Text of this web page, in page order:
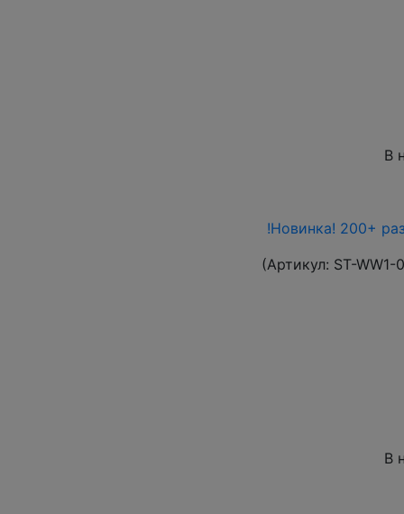
В
!Новинка! 200+
(Артикул: ST-
В